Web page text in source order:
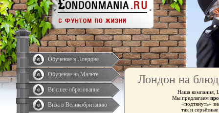
Обучение в Лондоне
Обучение на Мальте
Высшее образование
Виза в Великобританию
Лондон на
Наша компания,
Мы предлагаем
«подтянуть»
так и